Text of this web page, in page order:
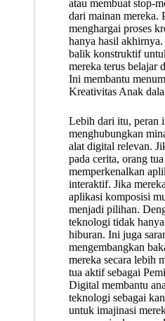
atau membuat stop-
dari mainan mereka.
menghargai proses
hanya hasil
balik konstruktif
mereka terus belajar
Ini membantu
Kreativitas Anak
Lebih dari itu, peran
menghubungkan
alat digital relevan.
pada cerita, orang
memperkenalkan
interaktif. Jika
aplikasi komposisi
menjadi pilihan.
teknologi tidak
hiburan. Ini juga
mengembangkan
mereka secara lebih
tua aktif sebagai
Digital membantu
teknologi sebagai
untuk imajinasi